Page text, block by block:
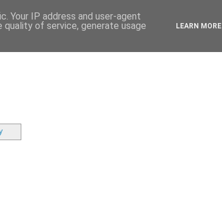
Your IP address and user-agent
of service, generate usage
LEARN MORE